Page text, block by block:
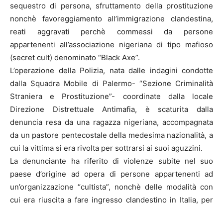
sequestro di persona, sfruttamento della prostituzione
nonchè favoreggiamento all’immigrazione clandestina,
reati aggravati perchè commessi da persone
appartenenti all’associazione nigeriana di tipo mafioso
(secret cult) denominato “Black Axe”.
L’operazione della Polizia, nata dalle indagini condotte
dalla Squadra Mobile di Palermo- “Sezione Criminalità
Straniera e Prostituzione”- coordinate dalla locale
Direzione Distrettuale Antimafia, è scaturita dalla
denuncia resa da una ragazza nigeriana, accompagnata
da un pastore pentecostale della medesima nazionalità, a
cui la vittima si era rivolta per sottrarsi ai suoi aguzzini.
La denunciante ha riferito di violenze subite nel suo
paese d’origine ad opera di persone appartenenti ad
un’organizzazione “cultista”, nonchè delle modalità con
cui era riuscita a fare ingresso clandestino in Italia, per